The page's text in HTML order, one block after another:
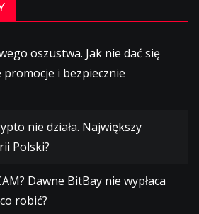
oszustwa. Jak nie dać się
promocje i bezpiecznie
nie działa. Największy
Polski?
Dawne BitBay nie wypłaca
robić?